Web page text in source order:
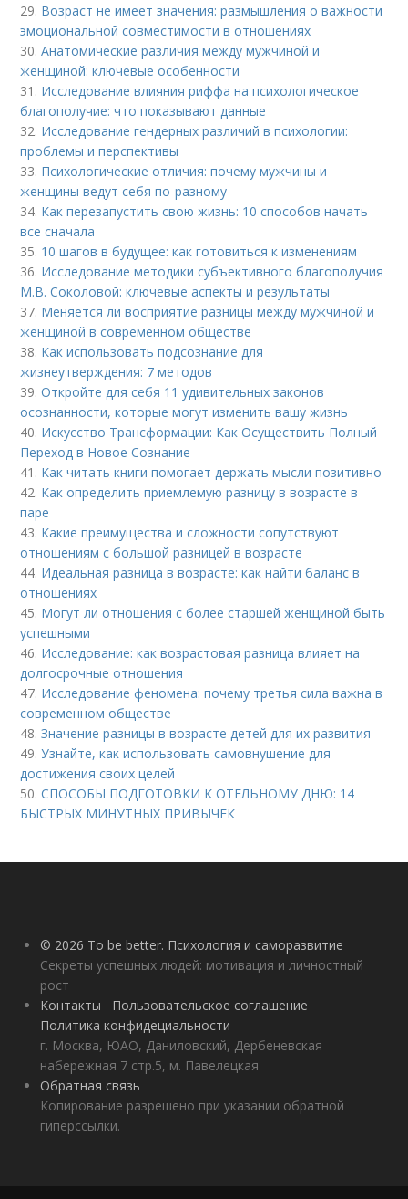
29. Возраст не имеет значения: размышления о важности
эмоциональной совместимости в отношениях
30.Анатомические различия между мужчиной и
женщиной: ключевые особенности
31. Исследование влияния риффа на психологическое
благополучие: что показывают данные
32. Исследование гендерных различий в психологии:
проблемы и перспективы
33. Психологические отличия: почему мужчины и
женщины ведут себя по-разному
34. Как перезапустить свою жизнь: 10 способов начать
все сначала
35. 10 шагов в будущее: как готовиться к изменениям
36. Исследование методики субъективного благополучия
М.В. Соколовой: ключевые аспекты и результаты
37. Меняется ли восприятие разницы между мужчиной и
женщиной в современном обществе
38. Как использовать подсознание для
жизнеутверждения: 7 методов
39.Откройте для себя 11 удивительных законов
осознанности, которые могут изменить вашу жизнь
40. Искусство Трансформации: Как Осуществить Полный
Переход в Новое Сознание
41. Как читать книги помогает держать мысли позитивно
42. Как определить приемлемую разницу в возрасте в
паре
43. Какие преимущества и сложности сопутствуют
отношениям с большой разницей в возрасте
44. Идеальная разница в возрасте: как найти баланс в
отношениях
45. Могут ли отношения с более старшей женщиной быть
успешными
46. Исследование: как возрастовая разница влияет на
долгосрочные отношения
47. Исследование феномена: почему третья сила важна в
современном обществе
48.Значение разницы в возрасте детей для их развития
49.Узнайте, как использовать самовнушение для
достижения своих целей
50.СПОСОБЫ ПОДГОТОВКИ К ОТЕЛЬНОМУ ДНЮ: 14
БЫСТРЫХ МИНУТНЫХ ПРИВЫЧЕК
© 2026 To be better. Психология и саморазвитие
Секреты успешных людей: мотивация и личностный
рост
Контакты
Пользовательское соглашение
Политика конфидециальности
г. Москва, ЮАО, Даниловский, Дербеневская
набережная 7 стр.5, м. Павелецкая
Обратная связь
Копирование разрешено при указании обратной
гиперссылки.